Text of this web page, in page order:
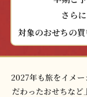
さら
対象のおせちの
2027年も旅をイメ
だわったおせちなど